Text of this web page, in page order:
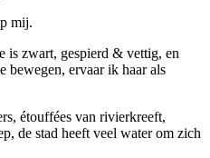
mij.
zwart, gespierd & vettig, en
bewegen, ervaar ik haar als
étouffées van rivierkreeft,
de stad heeft veel water om zich